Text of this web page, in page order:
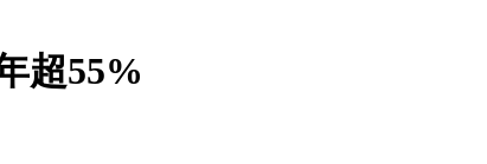
超55%